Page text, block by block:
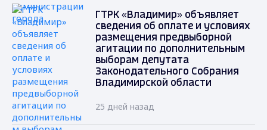
ГТРК «Владимир» объявляет
сведения об оплате и условиях
размещения предвыборной
агитации по дополнительным
выборам депутата
Законодательного Собрания
Владимирской области
25 дней назад